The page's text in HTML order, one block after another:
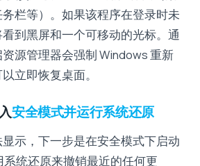
栏等）。如果该程序在登录时未
到黑屏和一个可移动的光标。通
源管理器会强制 Windows 重新
立即恢复桌面。
安全模式并运行系统还原
示，下一步是在安全模式下启动
统还原来撤销最近的任何更